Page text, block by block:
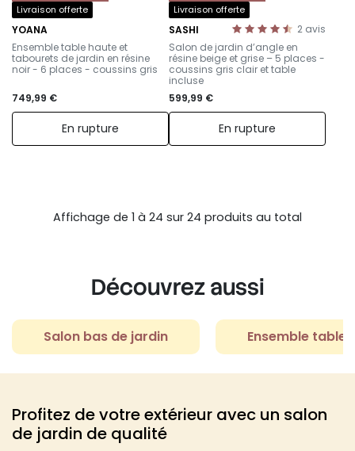
Livraison offerte
YOANA
–
Ensemble table haute et
tabourets de jardin en résine
noir - 6 places - coussins gris
749,99 €
En rupture
Livraison offerte
2 avis
SASHI
–
Salon de jardin d’angle en
résine beige et grise – 5 places -
coussins gris clair et table
incluse
599,99 €
En rupture
Affichage de 1 à 24 sur 24 produits au total
Découvrez aussi
Salon bas de jardin Ensemble table
Profitez de votre extérieur avec un salon
de jardin de qualité